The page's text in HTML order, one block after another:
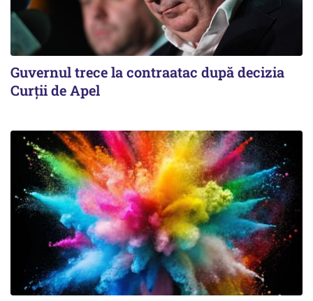
Guvernul trece la contraatac după decizia
Curții de Apel